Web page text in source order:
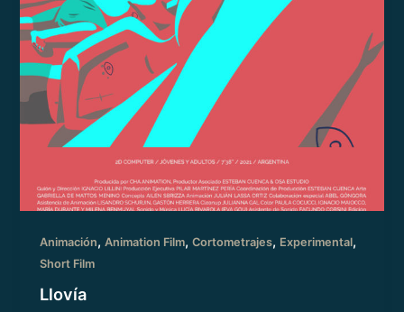
Animación,Animation Film,Cortometrajes, Experimental,
Short Film
Llovía